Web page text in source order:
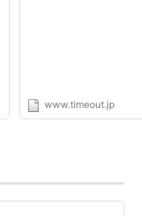
www.timeout.jp